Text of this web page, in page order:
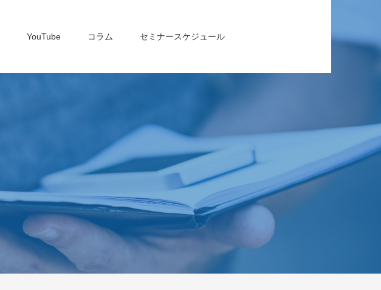
YouTube コラム セミナースケジュール